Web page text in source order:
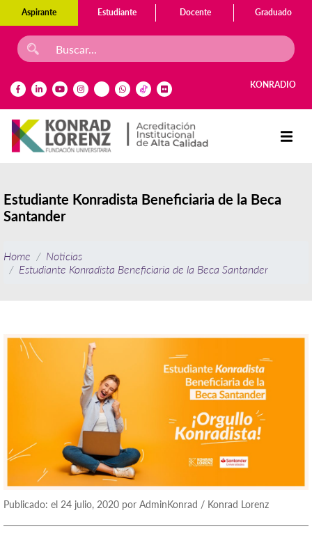
Aspirante Estudiante Docente Graduado
KONRADIO
Estudiante Konradista Beneficiaria de la Beca
Santander
Home
Noticias
Estudiante Konradista Beneficiaria de la Beca Santander
Publicado: el 24 julio, 2020 por AdminKonrad / Konrad Lorenz